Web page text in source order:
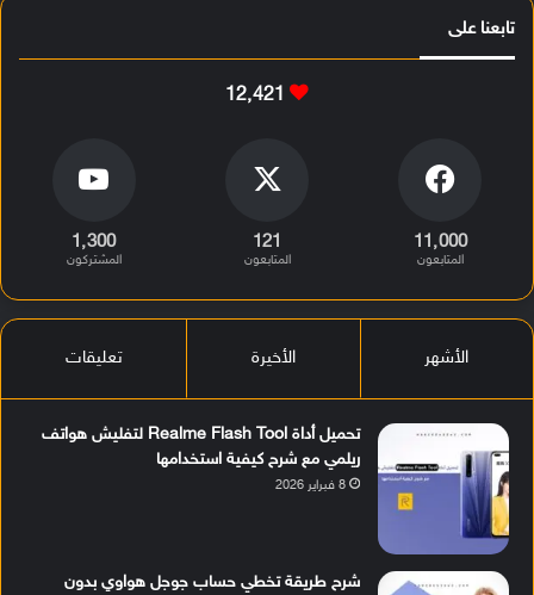
تابعنا على
12٬421
11٬000
المتابعون
121
المتابعون
1٬300
المشتركون
الأشهر الأخيرة تعليقات
تحميل أداة Realme Flash Tool لتفليش هواتف
ريلمي مع شرح كيفية استخدامها
8 فبراير 2026
شرح طريقة تخطي حساب جوجل هواوي بدون